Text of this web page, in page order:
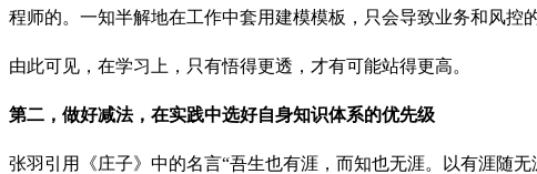
程师的。一知半解地在工作中套用建模模板，只会导致业务和风控的
由此可见，在学习上，只有悟得更透，才有可能站得更高。
第二，做好减法，在实践中选好自身知识体系的优先级
张羽引用《庄子》中的名言“吾生也有涯，而知也无涯。以有涯随无